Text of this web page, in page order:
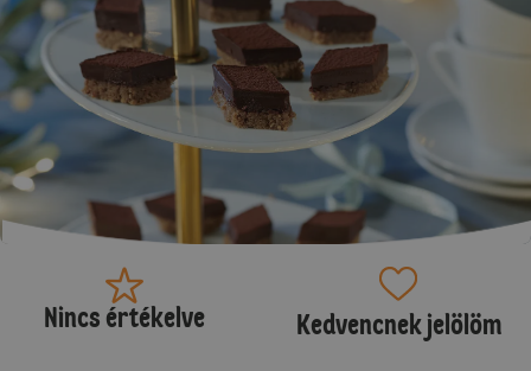
Nincs értékelve Kedvencnek jelölöm